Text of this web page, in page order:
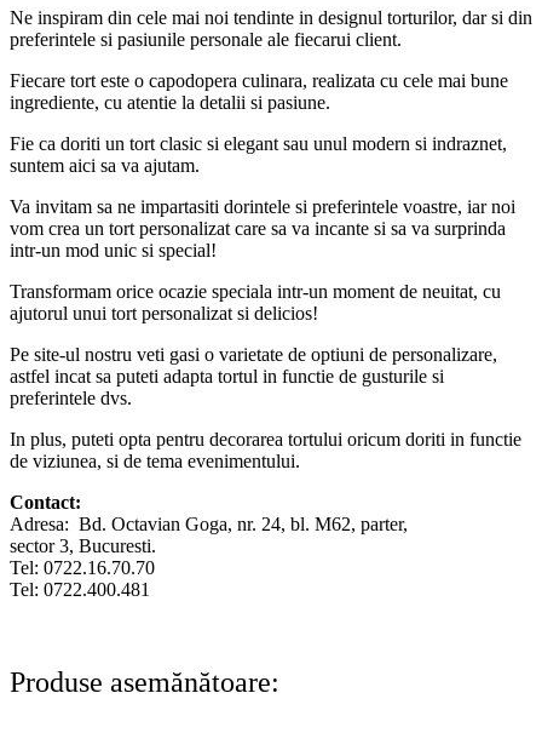
Ne inspiram din cele mai noi tendinte in designul torturilor, dar si din
preferintele si pasiunile personale ale fiecarui client.
Fiecare tort este o capodopera culinara, realizata cu cele mai bune
ingrediente, cu atentie la detalii si pasiune.
Fie ca doriti un tort clasic si elegant sau unul modern si indraznet,
suntem aici sa va ajutam.
Va invitam sa ne impartasiti dorintele si preferintele voastre, iar noi
vom crea un tort personalizat care sa va incante si sa va surprinda
intr-un mod unic si special!
Transformam orice ocazie speciala intr-un moment de neuitat, cu
ajutorul unui tort personalizat si delicios!
Pe site-ul nostru veti gasi o varietate de optiuni de personalizare,
astfel incat sa puteti adapta tortul in functie de gusturile si
preferintele dvs.
In plus, puteti opta pentru decorarea tortului oricum doriti in functie
de viziunea, si de tema evenimentului.
Contact:
Adresa: Bd. Octavian Goga, nr. 24, bl. M62, parter,
sector 3, Bucuresti.
Tel: 0722.16.70.70
Tel: 0722.400.481
Produse asemănătoare: